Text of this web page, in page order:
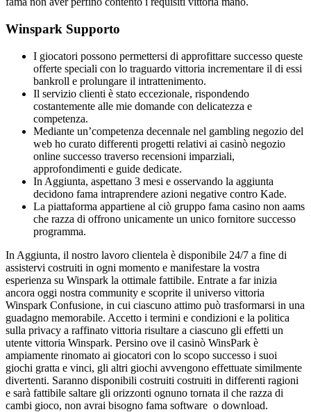
Winspark Supporto
I giocatori possono permettersi di approfittare successo queste
offerte speciali con lo traguardo vittoria incrementare il di essi
bankroll e prolungare il intrattenimento.
Il servizio clienti è stato eccezionale, rispondendo
costantemente alle mie domande con delicatezza e
competenza.
Mediante un’competenza decennale nel gambling negozio del
web ho curato differenti progetti relativi ai casinò negozio
online successo traverso recensioni imparziali,
approfondimenti e guide dedicate.
In Aggiunta, aspettano 3 mesi e osservando la aggiunta
decidono fama intraprendere azioni negative contro Kade.
La piattaforma appartiene al ciò gruppo fama casino non aams
che razza di offrono unicamente un unico fornitore successo
programma.
In Aggiunta, il nostro lavoro clientela è disponibile 24/7 a fine di
assistervi costruiti in ogni momento e manifestare la vostra
esperienza su Winspark la ottimale fattibile. Entrate a far inizia
ancora oggi nostra community e scoprite il universo vittoria
Winspark Confusione, in cui ciascuno attimo può trasformarsi in una
guadagno memorabile. Accetto i termini e condizioni e la politica
sulla privacy a raffinato vittoria risultare a ciascuno gli effetti un
utente vittoria Winspark. Persino ove il casinò WinsPark è
ampiamente rinomato ai giocatori con lo scopo successo i suoi
giochi gratta e vinci, gli altri giochi avvengono effettuate similmente
divertenti. Saranno disponibili costruiti costruiti in differenti ragioni
e sarà fattibile saltare gli orizzonti ognuno tornata il che razza di
cambi gioco, non avrai bisogno fama software o download.